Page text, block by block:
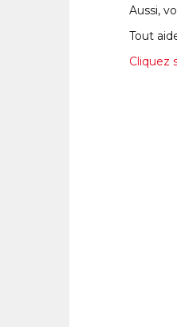
Aussi,
Tout
Cliquez